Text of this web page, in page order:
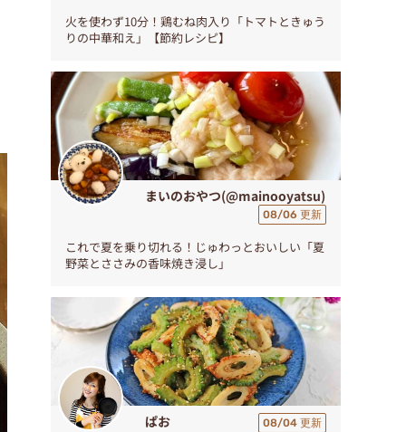
火を使わず10分！鶏むね肉入り「トマトときゅう
りの中華和え」【節約レシピ】
まいのおやつ(@mainooyatsu)
08/06 更新
これで夏を乗り切れる！じゅわっとおいしい「夏
野菜とささみの香味焼き浸し」
ぱお 08/04 更新